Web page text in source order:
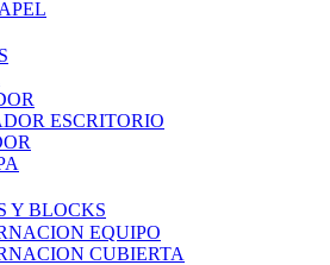
ESCRITORIO
Y BLOCKS
EQUIPO
CUBIERTA